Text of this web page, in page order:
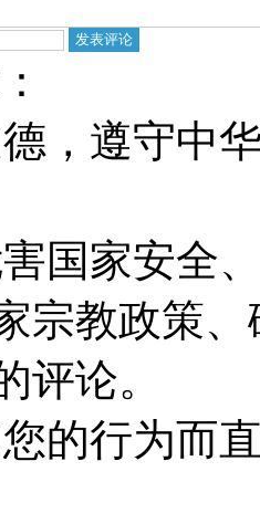
，遵守中
国家安全
宗教政策
评论。
的行为而